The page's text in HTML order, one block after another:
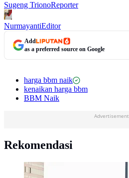
Sugeng TrionoReporter
NurmayantiEditor
Add
as a preferred source on Google
harga bbm naik
kenaikan harga bbm
BBM Naik
Advertisement
Rekomendasi